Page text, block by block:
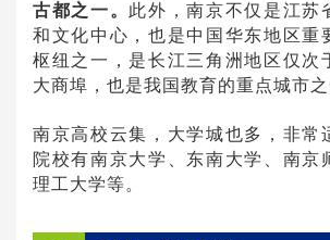
古都之一。 此外，南京不仅是江苏
和文化中心，也是中国华东地区重
枢纽之一，是长江三角洲地区仅次
大商埠，也是我国教育的重点城市之
南京高校云集，大学城也多，非常
院校有南京大学、东南大学、南京
理工大学等。